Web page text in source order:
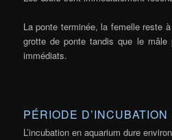
La ponte terminée, la femelle reste à
grotte de ponte tandis que le mâle
immédiats.
PÉRIODE
L’incubation en aquarium dure